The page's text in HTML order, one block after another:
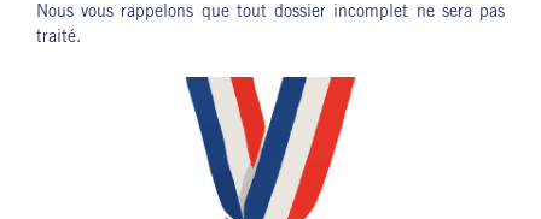
Nous vous rappelons que tout dossier incomplet ne sera pas
traité.